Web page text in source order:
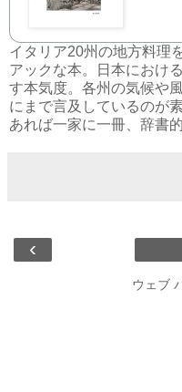
イタリア20州の地方料理
アックな本。日本におけ
す本気度。各州の気候や
にまで言及しているのが
あれば一家に一冊、辞書
‹
ウェブ